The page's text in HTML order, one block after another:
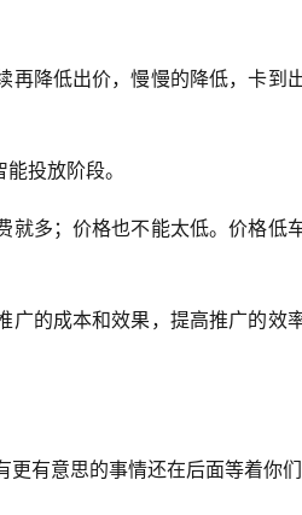
降低出价，慢慢的降低，卡到
投放阶段。
多；价格也不能太低。价格低
的成本和效果，提高推广的效
有意思的事情还在后面等着你们